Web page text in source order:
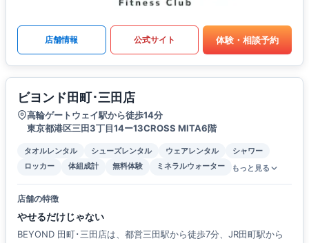
店舗情報 公式サイト 体験・相談予約
ビヨンド田町･三田店
高輪ゲートウェイ駅から徒歩14分
東京都港区三田3丁目14ー13CROSS MITA6階
タオルレンタル シューズレンタル ウェアレンタル
シャワー
ロッカー
体組成計 無料体験 ミネラルウォーター もっと見る
店舗の特徴
やせるだけじゃない
BEYOND 田町･三田店は、都営三田駅から徒歩7分、JR田町駅から